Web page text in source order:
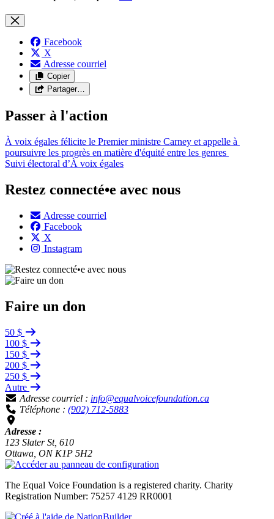
Facebook
X
Adresse courriel
Copier
Partager…
Passer à l'action
À voix égales félicite le Premier ministre Carney et appelle à
poursuivre les progrès en matière d'équité entre les genres
Suivi électoral d’À voix égales
Restez connecté•e avec nous
Adresse courriel
Facebook
X
Instagram
Faire un don
50 $
100 $
150 $
200 $
250 $
Autre
Adresse courriel : info@equalvoicefoundation.ca
Téléphone : (902) 712-5883
Adresse :
123 Slater St, 610
Ottawa, ON K1P 5H2
The Equal Voice Foundation is a registered charity. Charity
Registration Number: 75257 4129 RR0001